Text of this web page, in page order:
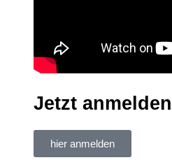
Jetzt anmelden
hier anmelden